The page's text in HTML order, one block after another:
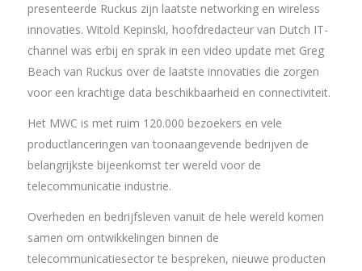
presenteerde Ruckus zijn laatste networking en wireless
innovaties. Witold Kepinski, hoofdredacteur van Dutch IT-
channel was erbij en sprak in een video update met Greg
Beach van Ruckus over de laatste innovaties die zorgen
voor een krachtige data beschikbaarheid en connectiviteit.
Het MWC is met ruim 120.000 bezoekers en vele
productlanceringen van toonaangevende bedrijven de
belangrijkste bijeenkomst ter wereld voor de
telecommunicatie industrie.
Overheden en bedrijfsleven vanuit de hele wereld komen
samen om ontwikkelingen binnen de
telecommunicatiesector te bespreken, nieuwe producten